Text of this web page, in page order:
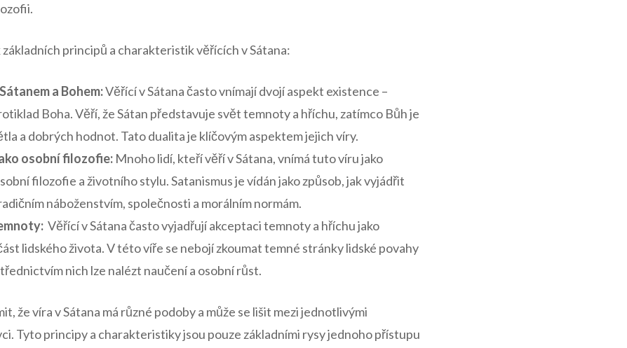
principů a charakteristik věřících v Sátana:
a Bohem:Věřící v ‍Sátana často vnímají dvojí aspekt existence –
Boha. Věří, že Sátan představuje⁤ svět ⁣temnoty a hříchu, zatímco Bůh je​
a dobrých hodnot. Tato ⁢dualita je klíčovým aspektem jejich víry.
osobní filozofie: Mnoho lidí, kteří věří v Sátana,⁣ vnímá⁤ tuto víru jako
filozofie a životního stylu. Satanismus je vídán jako způsob, jak⁢ vyjádřit
náboženstvím, ‌společnosti a morálním normám.
​ Věřící v Sátana často ‍vyjadřují akceptaci ⁤temnoty a hříchu jako
lidského života. V této víře se‍ nebojí zkoumat temné stránky lidské povahy
nich ⁤lze nalézt naučení a osobní růst.
že víra⁣ v Sátana má různé podoby a může se lišit mezi jednotlivými
Tyto principy a charakteristiky jsou pouze základními rysy jednoho přístupu⁣